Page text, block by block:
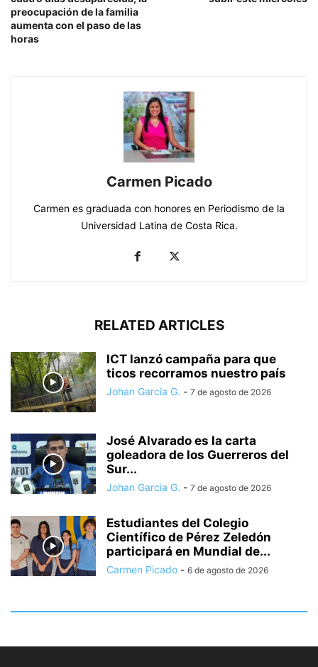
preocupación de la familia
aumenta con el paso de las
horas
Carmen Picado
Carmen es graduada con honores en Periodismo de la
Universidad Latina de Costa Rica.
RELATED ARTICLES
ICT lanzó campaña para que
ticos recorramos nuestro país
Johan Garcia G. - 7 de agosto de 2026
José Alvarado es la carta
goleadora de los Guerreros del
Sur...
Johan Garcia G. - 7 de agosto de 2026
Estudiantes del Colegio
Científico de Pérez Zeledón
participará en Mundial de...
Carmen Picado - 6 de agosto de 2026